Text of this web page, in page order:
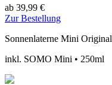
ab 39,99 €
Zur Bestellung
Sonnenlaterne Mini Original
inkl. SOMO Mini • 250ml